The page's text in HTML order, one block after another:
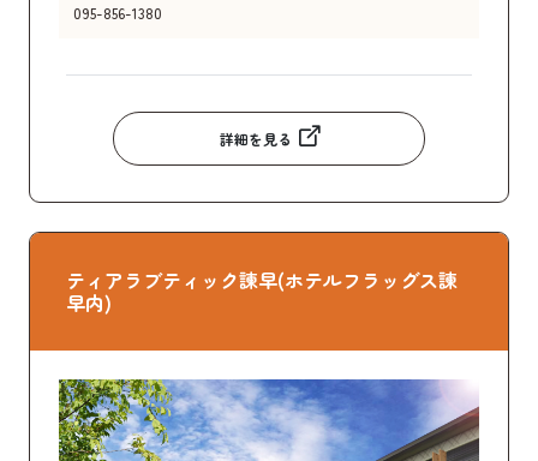
095-856-1380
詳細を見る
ティアラブティック諫早(ホテルフラッグス諫
早内)